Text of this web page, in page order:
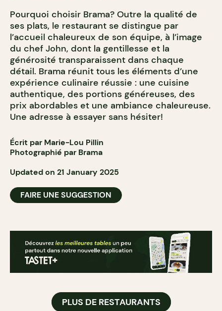
Pourquoi choisir Brama? Outre la qualité de
ses plats, le restaurant se distingue par
l’accueil chaleureux de son équipe, à l’image
du chef John, dont la gentillesse et la
générosité transparaissent dans chaque
détail. Brama réunit tous les éléments d’une
expérience culinaire réussie : une cuisine
authentique, des portions généreuses, des
prix abordables et une ambiance chaleureuse.
Une adresse à essayer sans hésiter!
Écrit par Marie-Lou Pillin
Photographié par Brama
Updated on 21 January 2025
FAIRE UNE SUGGESTION
PLUS DE RESTAURANTS